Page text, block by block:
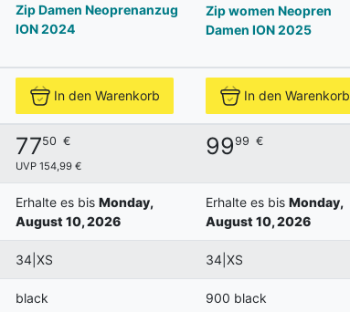
Zip Damen Neoprenanzug
ION 2024
Zip women Neopren
Damen ION 2025
In den Warenkorb In den Warenkorb
7750 €
UVP 154,99 €
9999 €
Erhalte es bis Monday,
August 10, 2026
Erhalte es bis Monday,
August 10, 2026
34|XS 34|XS
black 900 black